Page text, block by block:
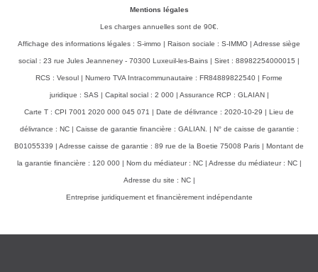
Mentions légales
Les charges annuelles sont de 90€.
Affichage des informations légales : S-immo | Raison sociale : S-IMMO | Adresse siège
social : 23 rue Jules Jeanneney - 70300 Luxeuil-les-Bains | Siret : 88982254000015 |
RCS : Vesoul | Numero TVA Intracommunautaire : FR84889822540 | Forme
juridique : SAS | Capital social : 2 000 | Assurance RCP : GLAIAN |
Carte T : CPI 7001 2020 000 045 071 | Date de délivrance : 2020-10-29 | Lieu de
délivrance : NC | Caisse de garantie financière : GALIAN. | N° de caisse de garantie :
B01055339 | Adresse caisse de garantie : 89 rue de la Boetie 75008 Paris | Montant de
la garantie financière : 120 000 | Nom du médiateur : NC | Adresse du médiateur : NC |
Adresse du site : NC |
Entreprise juridiquement et financièrement indépendante